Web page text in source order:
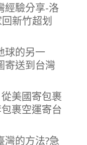
經驗分享-洛
新竹超划
球的另一
寄送到台灣
美國寄包裹
裹空運寄台
灣的方法?急